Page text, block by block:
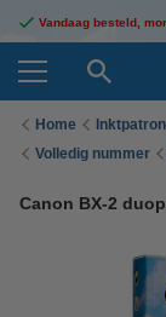
Vandaag besteld,
Home
Volledig nummer
Canon BX-2